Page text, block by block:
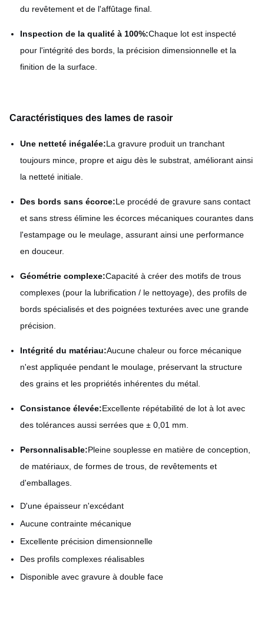
du revêtement et de l'affûtage final.
Inspection de la qualité à 100%:Chaque lot est inspecté
pour l'intégrité des bords, la précision dimensionnelle et la
finition de la surface.
Caractéristiques des lames de rasoir
Une netteté inégalée:La gravure produit un tranchant
toujours mince, propre et aigu dès le substrat, améliorant ainsi
la netteté initiale.
Des bords sans écorce:Le procédé de gravure sans contact
et sans stress élimine les écorces mécaniques courantes dans
l'estampage ou le meulage, assurant ainsi une performance
en douceur.
Géométrie complexe:Capacité à créer des motifs de trous
complexes (pour la lubrification / le nettoyage), des profils de
bords spécialisés et des poignées texturées avec une grande
précision.
Intégrité du matériau:Aucune chaleur ou force mécanique
n'est appliquée pendant le moulage, préservant la structure
des grains et les propriétés inhérentes du métal.
Consistance élevée:Excellente répétabilité de lot à lot avec
des tolérances aussi serrées que ± 0,01 mm.
Personnalisable:Pleine souplesse en matière de conception,
de matériaux, de formes de trous, de revêtements et
d'emballages.
D'une épaisseur n'excédant
Aucune contrainte mécanique
Excellente précision dimensionnelle
Des profils complexes réalisables
Disponible avec gravure à double face